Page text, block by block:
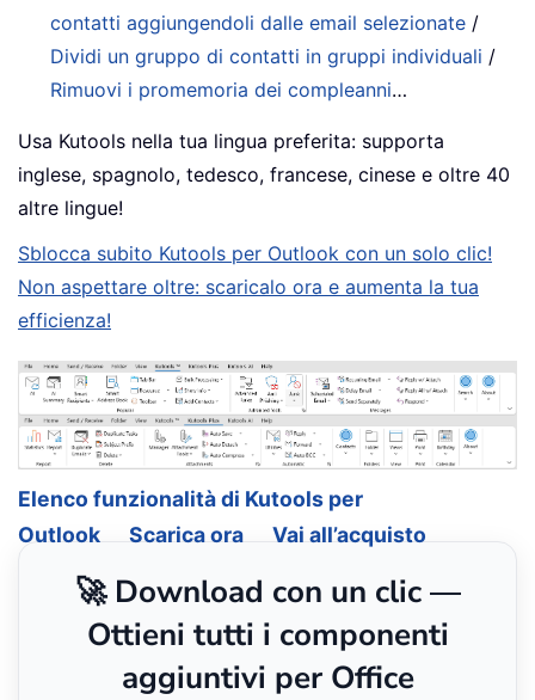
contatti aggiungendoli dalle email selezionate /
Dividi un gruppo di contatti in gruppi individuali /
Rimuovi i promemoria dei compleanni…
Usa Kutools nella tua lingua preferita: supporta
inglese, spagnolo, tedesco, francese, cinese e oltre 40
altre lingue!
Sblocca subito Kutools per Outlook con un solo clic!
Non aspettare oltre: scaricalo ora e aumenta la tua
efficienza!
Elenco funzionalità di Kutools per
Outlook
Scarica ora Vai all’acquisto
🚀 Download con un clic —
Ottieni tutti i componenti
aggiuntivi per Office